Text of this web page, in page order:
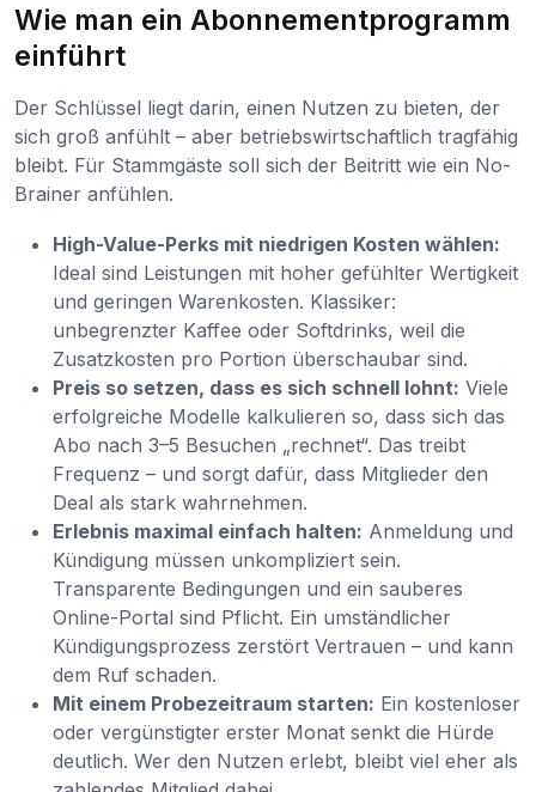
Wie man ein Abonnementprogramm
einführt
Der Schlüssel liegt darin, einen Nutzen zu bieten, der
sich groß anfühlt – aber betriebswirtschaftlich tragfähig
bleibt. Für Stammgäste soll sich der Beitritt wie ein No-
Brainer anfühlen.
High-Value-Perks mit niedrigen Kosten wählen:
Ideal sind Leistungen mit hoher gefühlter Wertigkeit
und geringen Warenkosten. Klassiker:
unbegrenzter Kaffee oder Softdrinks, weil die
Zusatzkosten pro Portion überschaubar sind.
Preis so setzen, dass es sich schnell lohnt: Viele
erfolgreiche Modelle kalkulieren so, dass sich das
Abo nach 3–5 Besuchen „rechnet“. Das treibt
Frequenz – und sorgt dafür, dass Mitglieder den
Deal als stark wahrnehmen.
Erlebnis maximal einfach halten: Anmeldung und
Kündigung müssen unkompliziert sein.
Transparente Bedingungen und ein sauberes
Online-Portal sind Pflicht. Ein umständlicher
Kündigungsprozess zerstört Vertrauen – und kann
dem Ruf schaden.
Mit einem Probezeitraum starten: Ein kostenloser
oder vergünstigter erster Monat senkt die Hürde
deutlich. Wer den Nutzen erlebt, bleibt viel eher als